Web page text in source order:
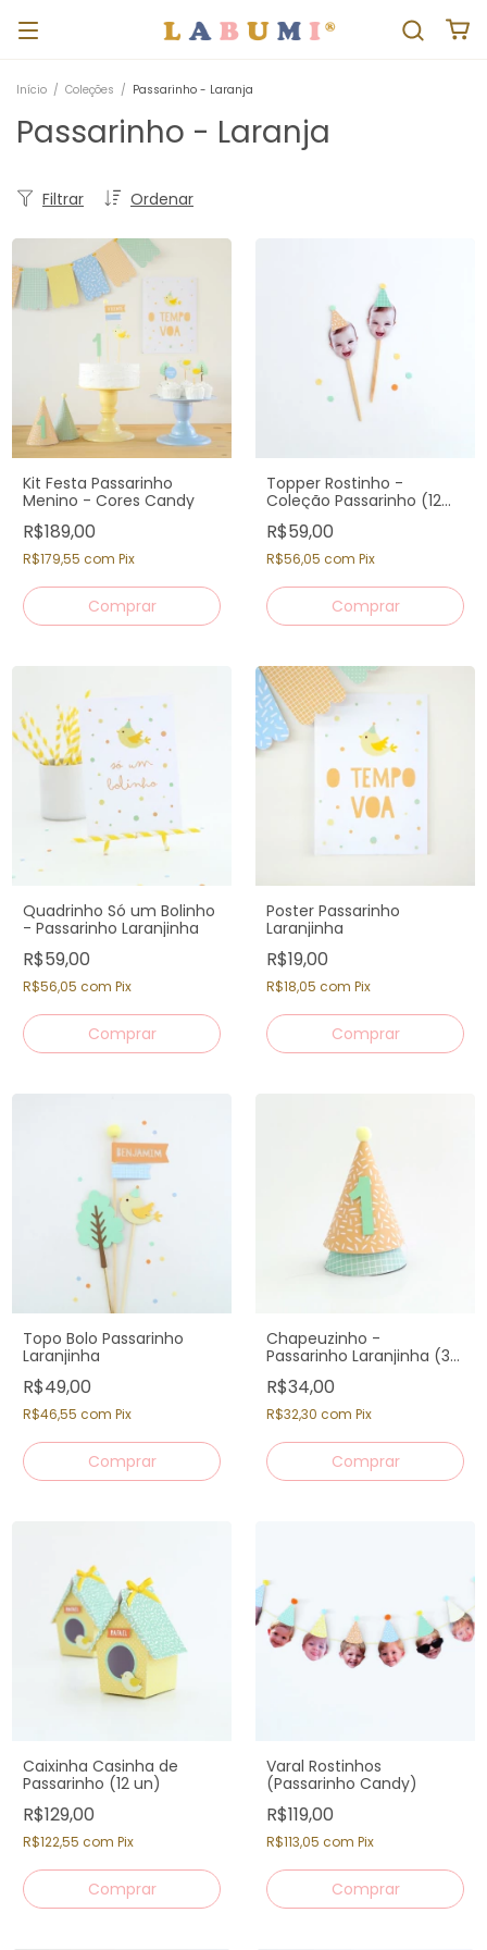
Início / Coleções / Passarinho - Laranja
Passarinho - Laranja
Ordenar
Filtrar
Kit Festa Passarinho
Menino - Cores Candy
R$189,00
R$179,55 com Pix
Topper Rostinho -
Coleção Passarinho (12
un)
R$59,00
R$56,05 com Pix
Quadrinho Só um Bolinho
- Passarinho Laranjinha
R$59,00
R$56,05 com Pix
Poster Passarinho
Laranjinha
R$19,00
R$18,05 com Pix
Topo Bolo Passarinho
Laranjinha
R$49,00
R$46,55 com Pix
Chapeuzinho -
Passarinho Laranjinha (3
un.)
R$34,00
R$32,30 com Pix
Caixinha Casinha de
Passarinho (12 un)
R$129,00
R$122,55 com Pix
Varal Rostinhos
(Passarinho Candy)
R$119,00
R$113,05 com Pix
Comprar